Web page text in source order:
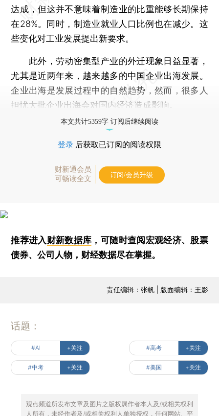
达成，但这并不意味着制造业的比重能够长期保持
在28%。同时，制造业就业人口比例也在减少。这
些变化对工业发展提出新要求。
此外，劳动密集型产业的外迁现象日益显著，
尤其是近两年来，越来越多的中国企业出海发展。
企业出海是发展过程中的自然趋势，然而，很多人
担忧大批企业出海会对国内经济造成影响。
本文共计5359字 订阅后继续阅读
登录 后获取已订阅的阅读权限
财新通会员
可畅读全文
订阅/会员升级
推荐进入财新数据库 ，可随时查阅宏观经济、股票
债券、公司人物，财经数据尽在掌握。
责任编辑：张帆 | 版面编辑：王影
话题：
#AI +关注 #高考 +关注
#中考 +关注 #美国 +关注
观点频道所发布文章及图片之版权属作者本人及/或相关权利
人所有，未经作者及/或相关权利人单独授权，任何网站、平